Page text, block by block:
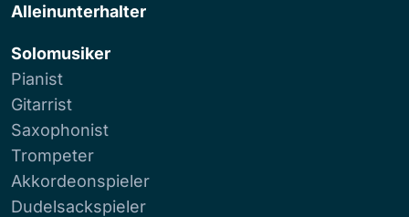
Alleinunterhalter
Solomusiker
Pianist
Gitarrist
Saxophonist
Trompeter
Akkordeonspieler
Dudelsackspieler